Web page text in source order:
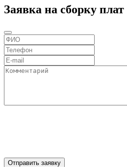
Заявка на сборку плат